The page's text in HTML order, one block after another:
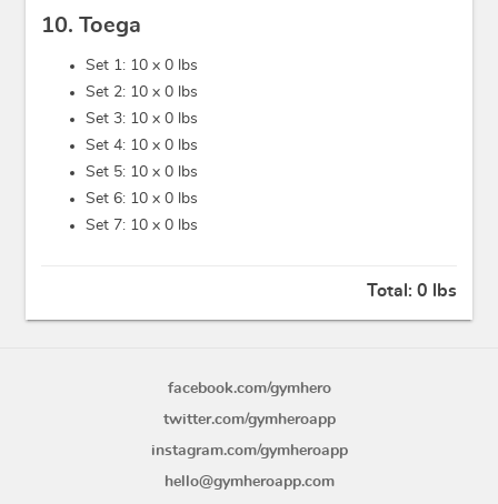
10. Toega
Set 1: 10 x 0 lbs
Set 2: 10 x 0 lbs
Set 3: 10 x 0 lbs
Set 4: 10 x 0 lbs
Set 5: 10 x 0 lbs
Set 6: 10 x 0 lbs
Set 7: 10 x 0 lbs
Total: 0 lbs
facebook.com/gymhero
twitter.com/gymheroapp
instagram.com/gymheroapp
hello@gymheroapp.com